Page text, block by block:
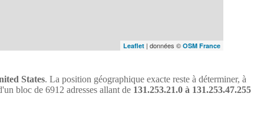
Leaflet | données © OSM France
States. La position géographique exacte reste à déterminer, à
bloc de 6912 adresses allant de 131.253.21.0 à 131.253.47.255